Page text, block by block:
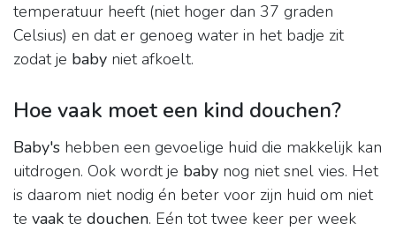
temperatuur heeft (niet hoger dan 37 graden
Celsius) en dat er genoeg water in het badje zit
zodat je baby niet afkoelt.
Hoe vaak moet een kind douchen?
Baby's hebben een gevoelige huid die makkelijk kan
uitdrogen. Ook wordt je baby nog niet snel vies. Het
is daarom niet nodig én beter voor zijn huid om niet
te vaak te douchen. Eén tot twee keer per week